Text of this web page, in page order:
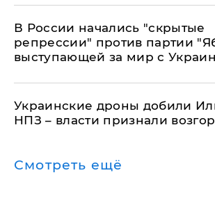
В России начались "скрытые
репрессии" против партии
выступающей за мир с
Украинские дроны добили
НПЗ – власти признали
Смотреть ещё